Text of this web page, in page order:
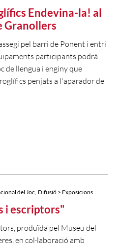
Endevina-la! al
Granollers
pel barri de Ponent i entri
participants podrà
de llengua i enginy que
penjats a l'aparador de
del Joc Difusió > Exposicions
i escriptors"
produïda pel Museu del
en col·laboració amb